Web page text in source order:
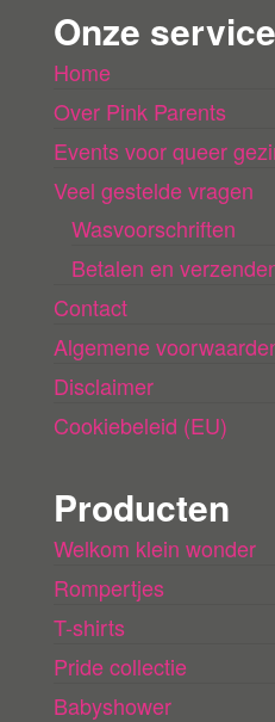
Onze service
Home
Over Pink Parents
Events voor queer
Veel gestelde vragen
Wasvoorschriften
Betalen en
Contact
Algemene
Disclaimer
Cookiebeleid (EU)
Producten
Welkom klein wonder
Rompertjes
T-shirts
Pride collectie
Babyshower